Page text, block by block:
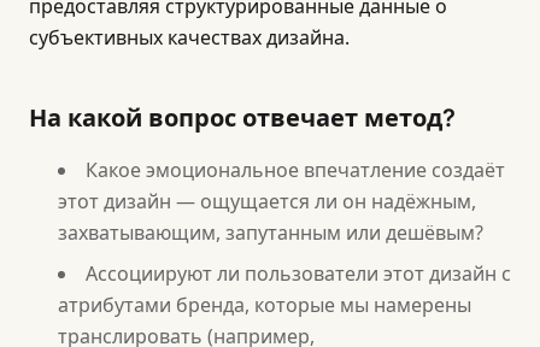
предоставляя структурированные данные о
субъективных качествах дизайна.
На какой вопрос отвечает метод?
Какое эмоциональное впечатление создаёт
этот дизайн — ощущается ли он надёжным,
захватывающим, запутанным или дешёвым?
Ассоциируют ли пользователи этот дизайн с
атрибутами бренда, которые мы намерены
транслировать (например,